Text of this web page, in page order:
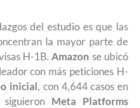
del estudio es que las
la mayor parte de
H-1B.Amazon se ubicó
con más peticiones H-
inicial, con 4,644 casos en
Meta Platforms